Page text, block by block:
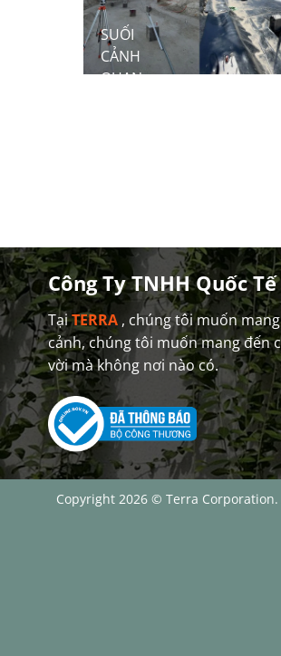
SALE
GALLERY
HANOI
Công Ty TNHH Quốc Tế
TạiTERRA, chúng tôi muốn
cảnh, chúng tôi muốn mang đến
vời mà không nơi nào có.
Copyright 2026 © Terra